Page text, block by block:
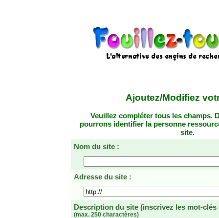
Ajoutez/Modifiez
Veuillez compléter tous les champs.
pourrons identifier la personne
site.
Nom du site :
Adresse du site :
Description du site (inscrivez les mot-
(max. 250 charactères)